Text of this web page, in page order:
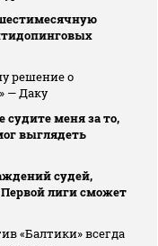
решение о
— Даку
судите меня за то,
выглядеть
судей,
лиги сможет
«Балтики» всегда